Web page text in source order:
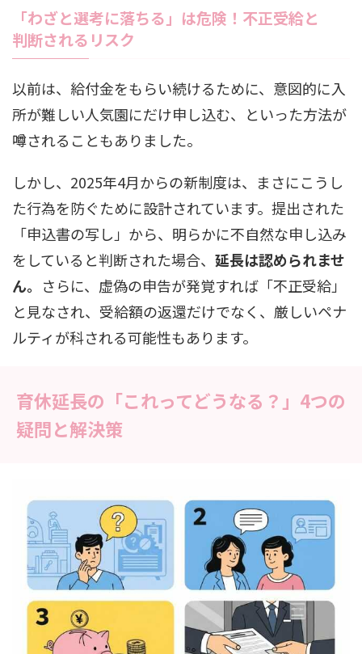
「わざと選考に落ちる」は危険！不正受給と
判断されるリスク
以前は、給付金をもらい続けるために、意図的に入
所が難しい人気園にだけ申し込む、といった方法が
噂されることもありました。
しかし、2025年4月からの新制度は、まさにこうし
た行為を防ぐために設計されています。提出された
「申込書の写し」から、明らかに不自然な申し込み
をしていると判断された場合、 延長は認められませ
ん。 さらに、虚偽の申告が発覚すれば「不正受給」
と見なされ、受給額の返還だけでなく、厳しいペナ
ルティが科される可能性もあります。
育休延長の「これってどうなる？」4つの
疑問と解決策